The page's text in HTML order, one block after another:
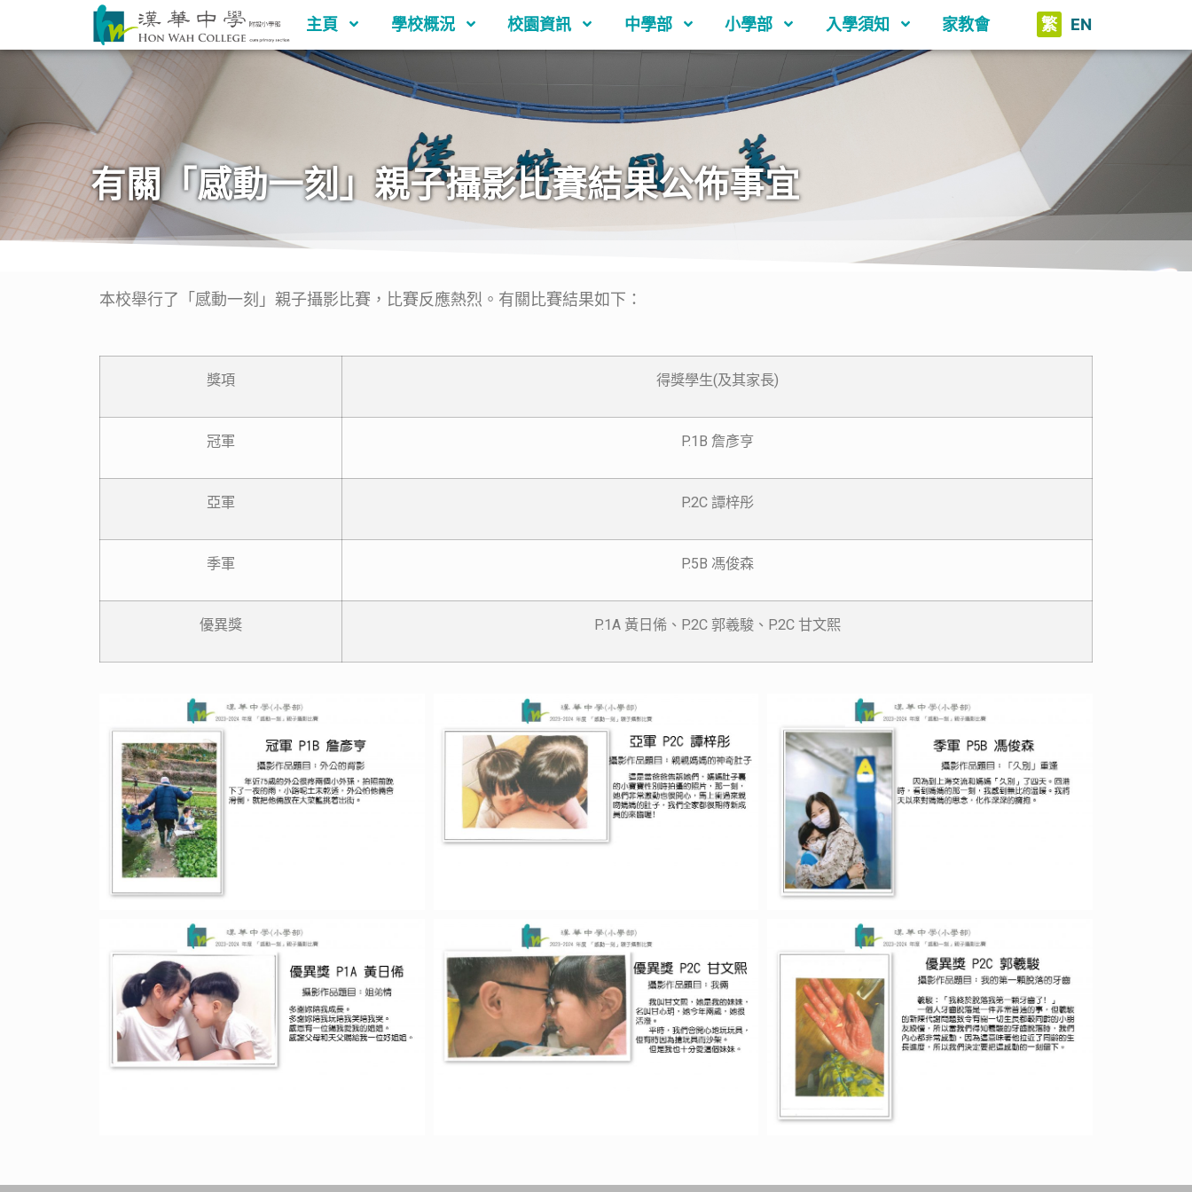
主頁 學校概況 校園資訊 中學部 小學部 入學須知 家教會 繁 EN
有關「感動一刻」親子攝影比賽結果公佈事宜
本校舉行了「感動一刻」親子攝影比賽，比賽反應熱烈。有關比賽結果如下：
獎項 得獎學生(及其家長)
冠軍 P.1B 詹彥亨
亞軍 P.2C 譚梓彤
季軍 P.5B 馮俊森
優異獎 P.1A 黃日俙、P.2C 郭羲駿、P.2C 甘文熙